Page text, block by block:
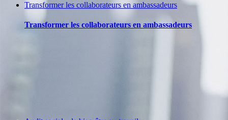
Transformer les collaborateurs en ambassadeurs
Transformer les collaborateurs en ambassadeurs